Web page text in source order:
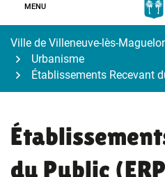
MENU
Ville de Villeneuve-lès-
Urbanisme
Établissements Recevant
du Public